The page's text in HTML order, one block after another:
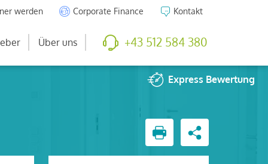
werden Corporate Finance Kontakt
Über uns +43 512 584 380
Express Bewertung